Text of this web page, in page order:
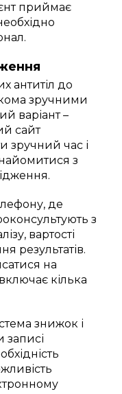
приймає
антитіл до
зручними
варіант –
сайт
зручний час і
з
де
з
вартості
результатів.
на
кілька
знижок і
записі